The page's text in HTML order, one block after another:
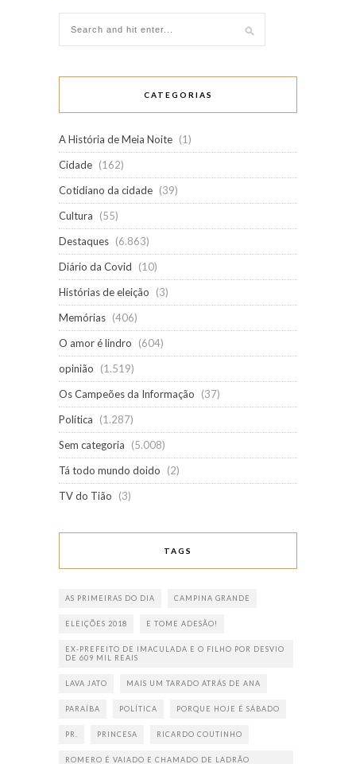
CATEGORIAS
A História de Meia Noite (1)
Cidade (162)
Cotidiano da cidade (39)
Cultura
(55)
Destaques (6.863)
Diário da Covid
(10)
Histórias de eleição
(3)
Memórias (406)
O amor é lindro
(604)
opinião
(1.519)
Os Campeões da Informação
(37)
Política
(1.287)
Sem categoria
(5.008)
Tá todo mundo doido
(2)
TV do Tião
(3)
TAGS
AS PRIMEIRAS DO DIA CAMPINA GRANDE
ELEIÇÕES 2018 E TOME ADESÃO!
EX-PREFEITO DE IMACULADA E O FILHO POR DESVIO
DE 609 MIL REAIS
LAVA JATO MAIS UM TARADO ATRÁS DE ANA
PARAÍBA POLÍTICA PORQUE HOJE É SÁBADO
PR. PRINCESA RICARDO COUTINHO
ROMERO É VAIADO E CHAMADO DE LADRÃO